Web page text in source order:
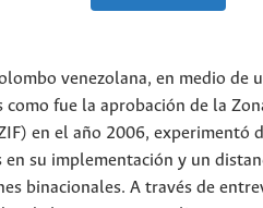
venezolana, en medio de
como fue la aprobación de la
en el año 2006, experimentó
su implementación y un
binacionales. A través de